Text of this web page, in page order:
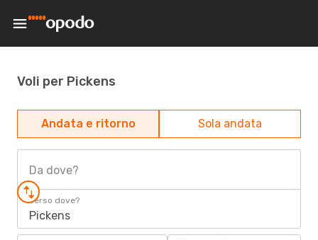
Voli per Pickens
Andata e ritorno Sola andata
Da dove?
Verso dove?
Pickens